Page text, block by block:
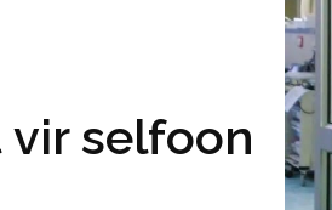
selfoon